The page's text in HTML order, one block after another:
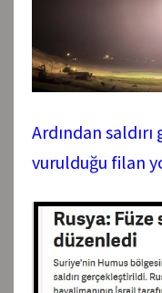
Ardından
vurulduğu filan